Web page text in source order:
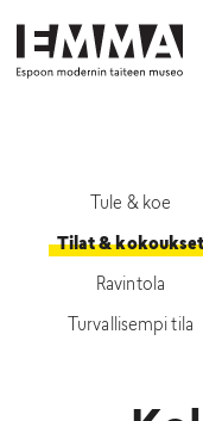
Tule & koe
Tilat &
Ravintola
Turvallisempi tila